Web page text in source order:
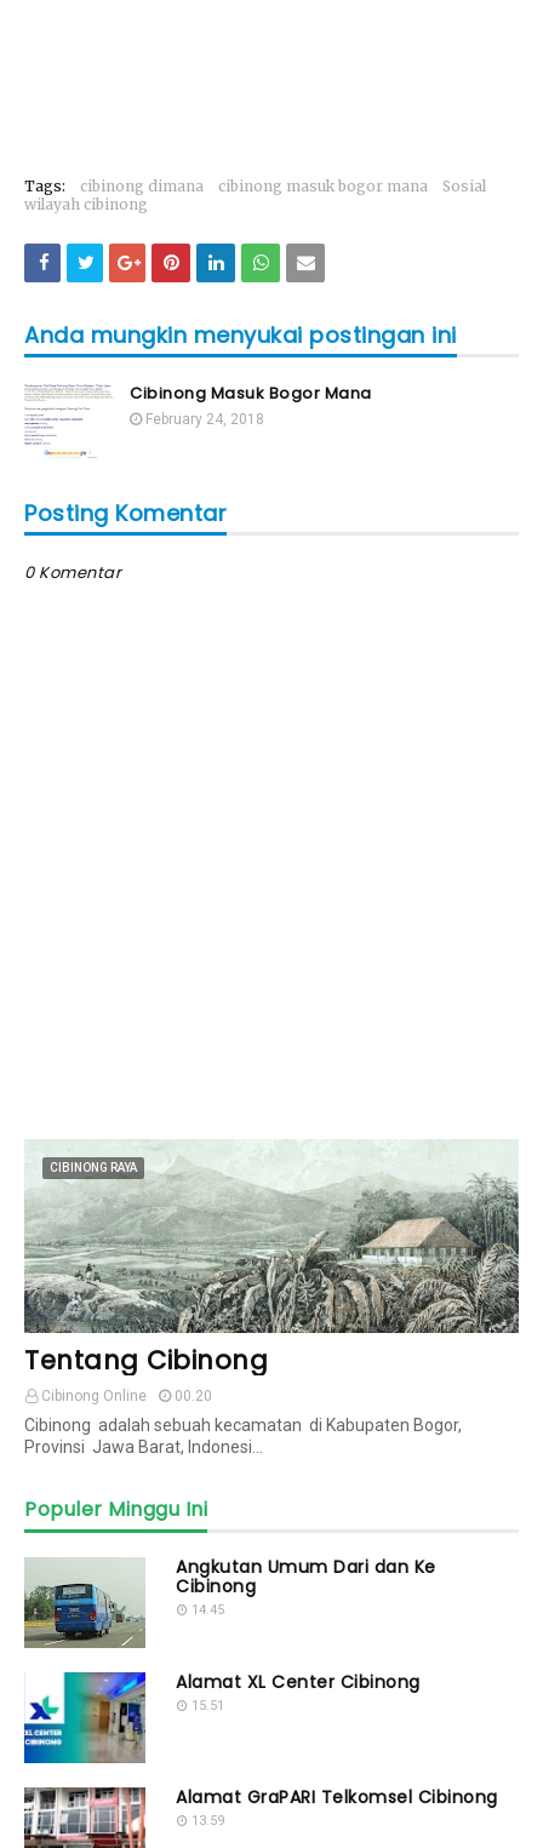
Tags: cibinong dimana cibinong masuk bogor mana
Sosial
wilayah cibinong
Anda mungkin menyukai postingan ini
Cibinong Masuk Bogor Mana
February 24, 2018
Posting Komentar
0 Komentar
CIBINONG RAYA
Tentang Cibinong
Cibinong Online 00.20
Cibinong adalah sebuah kecamatan di Kabupaten Bogor,
Provinsi Jawa Barat, Indonesi…
Populer Minggu Ini
Angkutan Umum Dari dan Ke
Cibinong
14.45
Alamat XL Center Cibinong
15.51
Alamat GraPARI Telkomsel Cibinong
13.59